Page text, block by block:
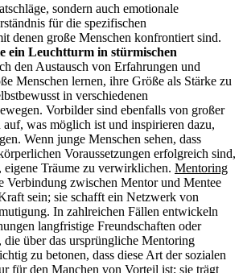
sondern auch emotionale
für die spezifischen
denen große Menschen konfrontiert sind.
ein Leuchtturm in stürmischen
den Austausch von Erfahrungen und
Menschen lernen, ihre Größe als Stärke zu
in verschiedenen
Vorbilder sind ebenfalls von großer
auf, was möglich ist und inspirieren dazu,
Wenn junge Menschen sehen, dass
Voraussetzungen erfolgreich sind,
Träume zu verwirklichen. Mentoring
Verbindung zwischen Mentor und Mentee
sein; sie schafft ein Netzwerk von
In zahlreichen Fällen entwickeln
langfristige Freundschaften oder
über das ursprüngliche Mentoring
zu betonen, dass diese Art der sozialen
für den Manchen von Vorteil ist; sie trägt